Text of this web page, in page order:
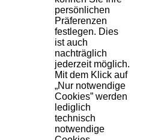
persönlichen
Präferenzen
festlegen. Dies
ist auch
nachträglich
jederzeit möglich.
Mit dem Klick auf
„Nur notwendige
Cookies” werden
lediglich
technisch
notwendige